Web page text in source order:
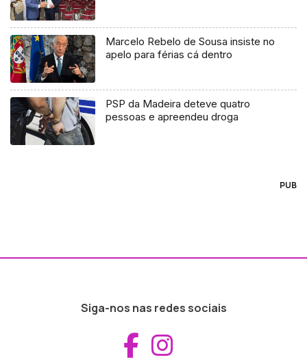
Marcelo Rebelo de Sousa insiste no
apelo para férias cá dentro
PSP da Madeira deteve quatro
pessoas e apreendeu droga
PUB
Siga-nos nas redes sociais
Aceder ao